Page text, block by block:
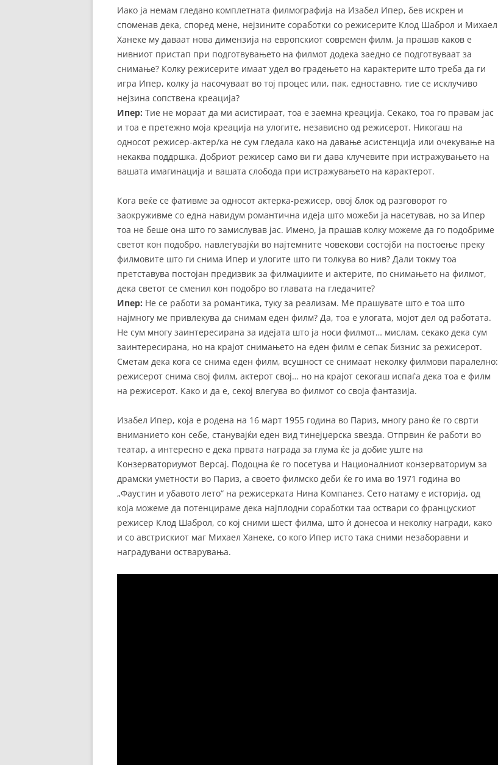
Иако ја немам гледано комплетната филмографија на Изабел Ипер, бев искрен и
споменав дека, според мене, нејзините соработки со режисерите Клод Шаброл и Михаел
Ханеке му даваат нова димензија на европскиот современ филм. Ја прашав каков е
нивниот пристап при подготвувањето на филмот додека заедно се подготвуваат за
снимање? Колку режисерите имаат удел во градењето на карактерите што треба да ги
игра Ипер, колку ја насочуваат во тој процес или, пак, едноставно, тие се исклучиво
нејзина сопствена креација?
Ипер: Тие не мораат да ми асистираат, тоа е заемна креација. Секако, тоа го правам јас
и тоа е претежно моја креација на улогите, независно од режисерот. Никогаш на
односот режисер-актер/ка не сум гледала како на давање асистенција или очекување на
некаква поддршка. Добриот режисер само ви ги дава клучевите при истражувањето на
вашата имагинација и вашата слобода при истражувањето на карактерот.
Кога веќе се фативме за односот актерка-режисер, овој блок од разговорот го
заокруживме со една навидум романтична идеја што можеби ја насетував, но за Ипер
тоа не беше она што го замислував јас. Имено, ја прашав колку можеме да го подобриме
светот кон подобро, навлегувајќи во најтемните човекови состојби на постоење преку
филмовите што ги снима Ипер и улогите што ги толкува во нив? Дали токму тоа
претставува постојан предизвик за филмаџиите и актерите, по снимањето на филмот,
дека светот се сменил кон подобро во главата на гледачите?
Ипер: Не се работи за романтика, туку за реализам. Ме прашувате што е тоа што
најмногу ме привлекува да снимам еден филм? Да, тоа е улогата, мојот дел од работата.
Не сум многу заинтересирана за идејата што ја носи филмот… мислам, секако дека сум
заинтересирана, но на крајот снимањето на еден филм е сепак бизнис за режисерот.
Сметам дека кога се снима еден филм, всушност се снимаат неколку филмови паралелно:
режисерот снима свој филм, актерот свој… но на крајот секогаш испаѓа дека тоа е филм
на режисерот. Како и да е, секој влегува во филмот со своја фантазија.
Изабел Ипер, која е родена на 16 март 1955 година во Париз, многу рано ќе го сврти
вниманието кон себе, станувајќи еден вид тинејџерска ѕвезда. Отпрвин ќе работи во
театар, а интересно е дека првата награда за глума ќе ја добие уште на
Конзерваториумот Версај. Подоцна ќе го посетува и Националниот конзерваториум за
драмски уметности во Париз, а своето филмско деби ќе го има во 1971 година во
„Фаустин и убавото лето“ на режисерката Нина Компанез. Сето натаму е историја, од
која можеме да потенцираме дека најплодни соработки таа оствари со францускиот
режисер Клод Шаброл, со кој сними шест филма, што ѝ донесоа и неколку награди, како
и со австрискиот маг Михаел Ханеке, со кого Ипер исто така сними незаборавни и
наградувани остварувања.